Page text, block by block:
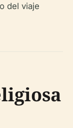
del viaje